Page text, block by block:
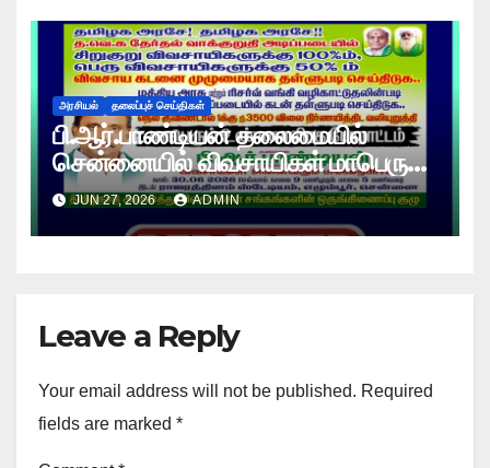
அரசியல் தலைப்புச் செய்திகள்
பி.ஆர்.பாண்டியன் தலைமையில்
சென்னையில் விவசாயிகள் மாபெரும்
உண்ணாவிரத போராட்டம் !
JUN 27, 2026 ADMIN
Leave a Reply
Your email address will not be published. Required
fields are marked *